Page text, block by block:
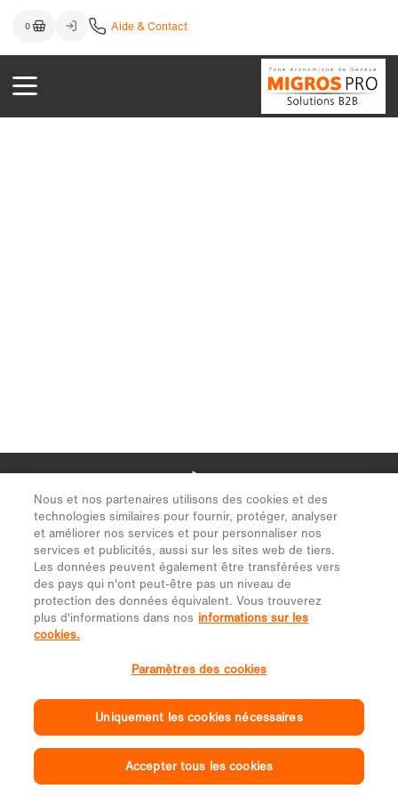
Nous et nos partenaires utilisons des cookies et des
technologies similaires pour fournir, protéger, analyser
et améliorer nos services et pour personnaliser nos
services et publicités, aussi sur les sites web de tiers.
Les données peuvent également être transférées vers
des pays qui n'ont peut-être pas un niveau de
protection des données équivalent. Vous trouverez
plus d'informations dans nos informations sur les
cookies.
Paramètres des cookies
Uniquement les cookies nécessaires
Accepter tous les cookies